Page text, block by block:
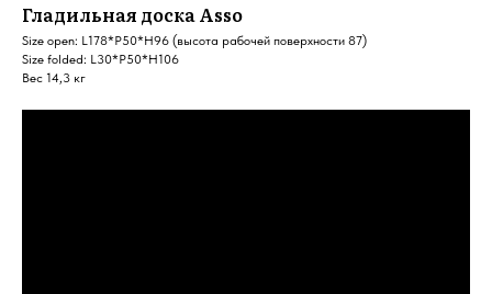
Гладильная доска Asso
Size open: L178*P50*H96 (высота рабочей поверхности 87)
Size folded: L30*P50*H106
Вес 14,3 кг